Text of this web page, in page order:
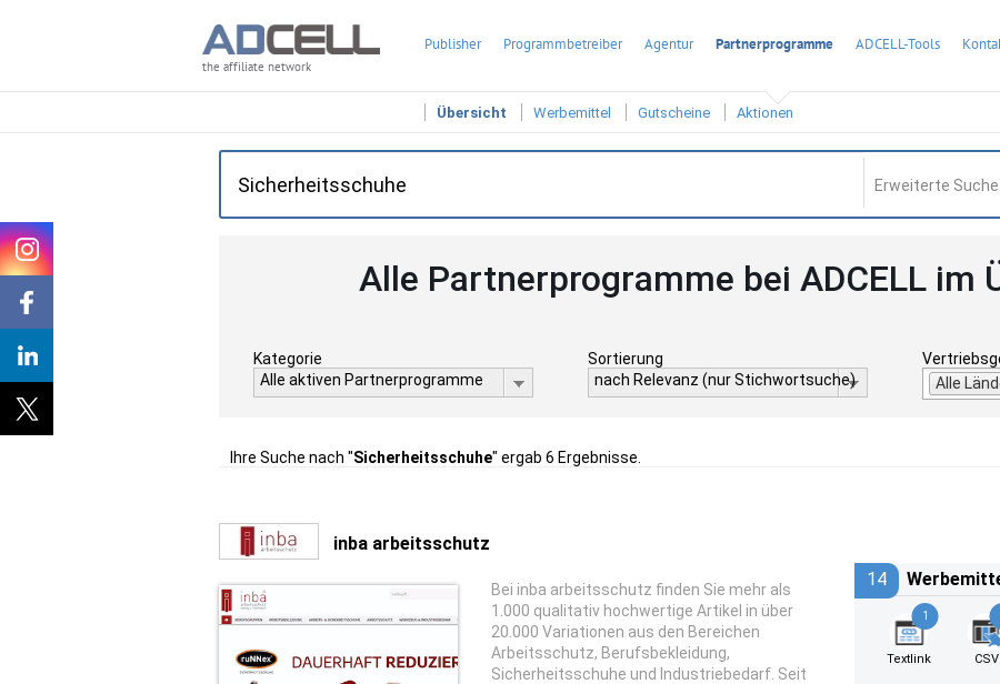
the affiliate network
Publisher Programmbetreiber Agentur Partnerprogramme ADCELL-Tools
Übersicht Werbemittel Gutscheine Aktionen
Erweiterte Suche
Alle Partnerprogramme bei ADCELL im
Kategorie
Alle aktiven Partnerprogramme
Sortierung
nach Relevanz (nur Stichwortsuche)
Alle
Ihre Suche nach "Sicherheitsschuhe" ergab 6 Ergebnisse.
inba arbeitsschutz
Bei inba arbeitsschutz finden Sie mehr als
1.000 qualitativ hochwertige Artikel in über
20.000 Variationen aus den Bereichen
Arbeitsschutz, Berufsbekleidung,
Sicherheitsschuhe und Industriebedarf. Seit
14
1
Textlink CSV